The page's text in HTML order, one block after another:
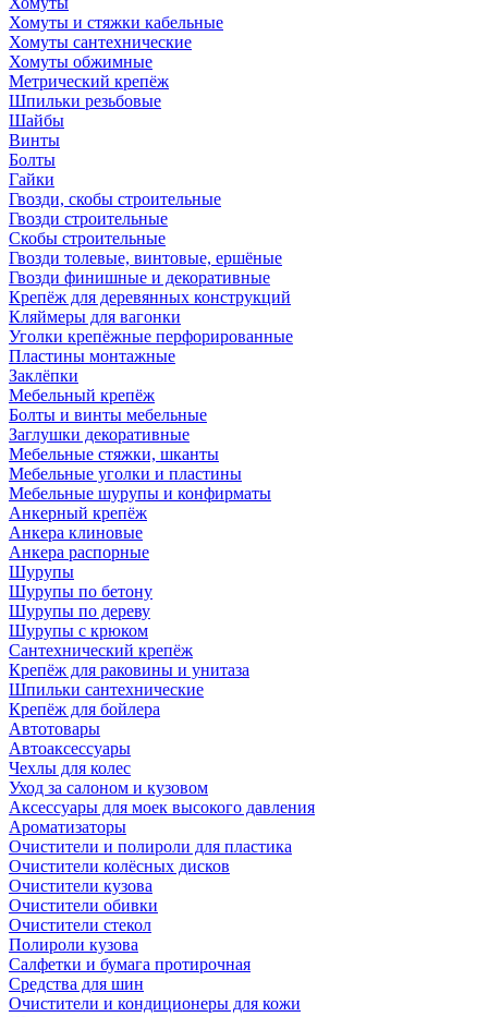
Хомуты и стяжки кабельные
Хомуты сантехнические
Хомуты обжимные
Метрический крепёж
Шпильки резьбовые
Шайбы
Винты
Болты
Гайки
Гвозди, скобы строительные
Гвозди строительные
Скобы строительные
Гвозди толевые, винтовые, ершёные
Гвозди финишные и декоративные
Крепёж для деревянных конструкций
Кляймеры для вагонки
Уголки крепёжные перфорированные
Пластины монтажные
Заклёпки
Мебельный крепёж
Болты и винты мебельные
Заглушки декоративные
Мебельные стяжки, шканты
Мебельные уголки и пластины
Мебельные шурупы и конфирматы
Анкерный крепёж
Анкера клиновые
Анкера распорные
Шурупы
Шурупы по бетону
Шурупы по дереву
Шурупы с крюком
Сантехнический крепёж
Крепёж для раковины и унитаза
Шпильки сантехнические
Крепёж для бойлера
Автотовары
Автоаксессуары
Чехлы для колес
Уход за салоном и кузовом
Аксессуары для моек высокого давления
Ароматизаторы
Очистители и полироли для пластика
Очистители колёсных дисков
Очистители кузова
Очистители обивки
Очистители стекол
Полироли кузова
Салфетки и бумага протирочная
Средства для шин
Очистители и кондиционеры для кожи